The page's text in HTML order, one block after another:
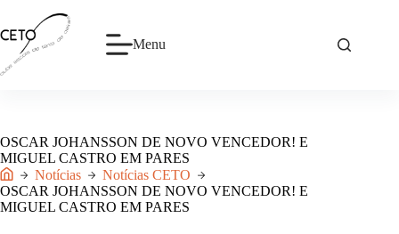
o
conteúdo
Menu
OSCAR JOHANSSON DE NOVO VENCEDOR! E
MIGUEL CASTRO EM PARES
Início
Notícias
Notícias CETO
OSCAR JOHANSSON DE NOVO VENCEDOR! E
MIGUEL CASTRO EM PARES